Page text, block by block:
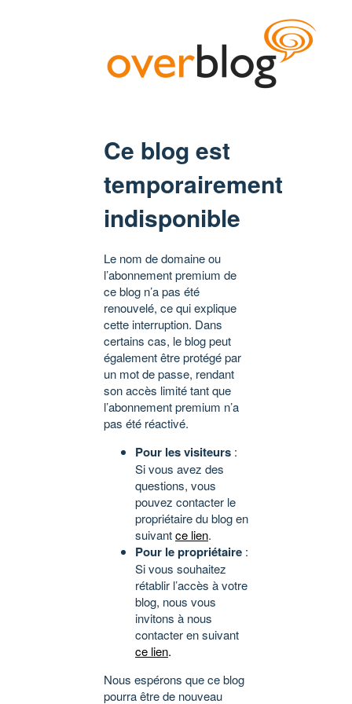
Ce blog est
temporairement
indisponible
Le nom de domaine ou
l’abonnement premium de
ce blog n’a pas été
renouvelé, ce qui explique
cette interruption. Dans
certains cas, le blog peut
également être protégé par
un mot de passe, rendant
son accès limité tant que
l’abonnement premium n’a
pas été réactivé.
Pour les visiteurs :
Si vous avez des
questions, vous
pouvez contacter le
propriétaire du blog en
suivantce lien.
Pour le propriétaire :
Si vous souhaitez
rétablir l’accès à votre
blog, nous vous
invitons à nous
contacter en suivant
ce lien.
Nous espérons que ce blog
pourra être de nouveau